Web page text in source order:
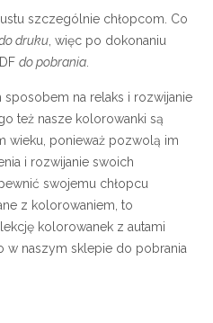
szczególnie chłopcom. Co
druku , więc po dokonaniu
do pobrania
sposobem na relaks i rozwijanie
też nasze kolorowanki są
wieku, ponieważ pozwolą im
i rozwijanie swoich
swojemu chłopcu
z kolorowaniem, to
kolorowanek z autami
w naszym sklepie do pobrania